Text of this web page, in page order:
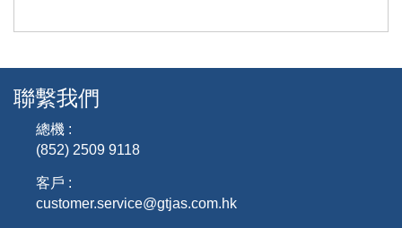
聯繫我們
總機 :
(852) 2509 9118
客戶 :
customer.service@gtjas.com.hk